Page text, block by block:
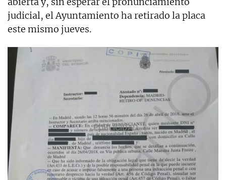
judicial, el Ayuntamiento ha retirado la placa
este mismo jueves.